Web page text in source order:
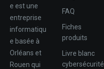
e est une
entreprise
informatiqu
e basée à
Orléans et
Rouen qui
FAQ
Fiches
produits
Livre blanc
cybersécurité